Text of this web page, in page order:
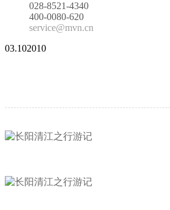
028-8521-4340
400-0080-620
service@mvn.cn
03.102010